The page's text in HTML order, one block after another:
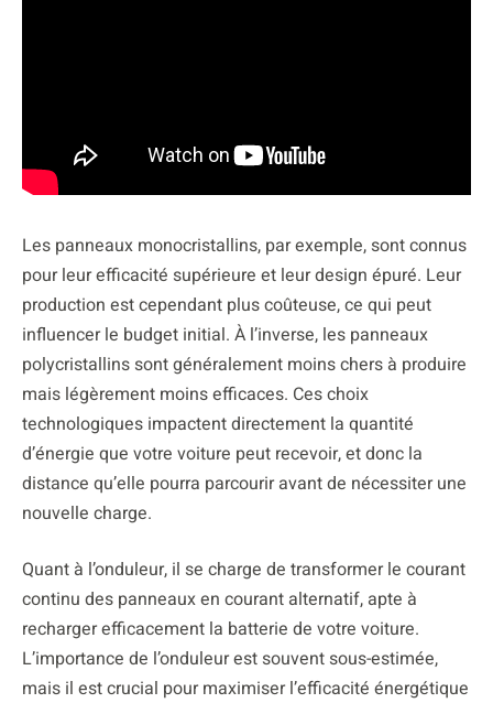
Les panneaux monocristallins, par exemple, sont connus
pour leur efficacité supérieure et leur design épuré. Leur
production est cependant plus coûteuse, ce qui peut
influencer le budget initial. À l’inverse, les panneaux
polycristallins sont généralement moins chers à produire
mais légèrement moins efficaces. Ces choix
technologiques impactent directement la quantité
d’énergie que votre voiture peut recevoir, et donc la
distance qu’elle pourra parcourir avant de nécessiter une
nouvelle charge.
Quant à l’onduleur, il se charge de transformer le courant
continu des panneaux en courant alternatif, apte à
recharger efficacement la batterie de votre voiture.
L’importance de l’onduleur est souvent sous-estimée,
mais il est crucial pour maximiser l’efficacité énergétique